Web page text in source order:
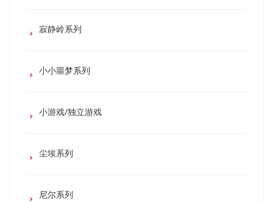
寂静岭系列
小小噩梦系列
小游戏/独立游戏
尘埃系列
尼尔系列